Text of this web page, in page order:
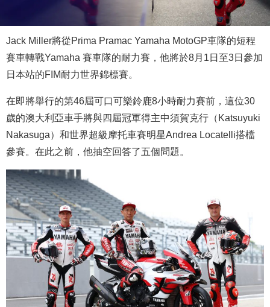
Jack Miller將從Prima Pramac Yamaha MotoGP車隊的短程
賽車轉戰Yamaha 賽車隊的耐力賽，他將於8月1日至3日參加
日本站的FIM耐力世界錦標賽。
在即將舉行的第46屆可口可樂鈴鹿8小時耐力賽前，這位30
歲的澳大利亞車手將與四屆冠軍得主中須賀克行（Katsuyuki
Nakasuga）和世界超級摩托車賽明星Andrea Locatelli搭檔
參賽。在此之前，他抽空回答了五個問題。